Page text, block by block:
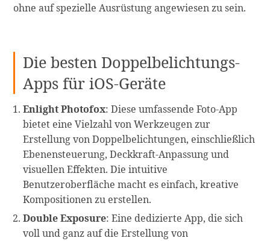
ohne auf spezielle Ausrüstung angewiesen zu sein.
Die besten Doppelbelichtungs-
Apps für iOS-Geräte
Enlight Photofox: Diese umfassende Foto-App
bietet eine Vielzahl von Werkzeugen zur
Erstellung von Doppelbelichtungen, einschließlich
Ebenensteuerung, Deckkraft-Anpassung und
visuellen Effekten. Die intuitive
Benutzeroberfläche macht es einfach, kreative
Kompositionen zu erstellen.
Double Exposure: Eine dedizierte App, die sich
voll und ganz auf die Erstellung von